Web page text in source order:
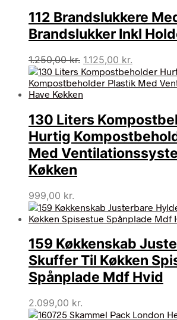
112 Brandslukkere
Brandslukker Inkl
1.250,00kr. Den
oprindelige
pris
1.125,00 kr.
aktuelle
pris
130 Liters
Hurtig
Med
Køkken
999,00 kr.
159 Køkkenskab
Skuffer Til Køkken
Spånplade Mdf Hvid
2.099,00 kr.